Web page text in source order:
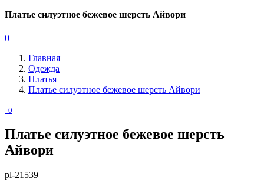
Платье силуэтное бежевое шерсть Айвори
0
Главная
Одежда
Платья
Платье силуэтное бежевое шерсть Айвори
0
Платье силуэтное бежевое шерсть
Айвори
pl-21539